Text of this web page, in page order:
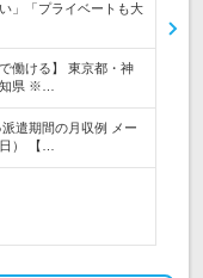
」「プライベートも大
働ける】 東京都・神
県 ※…
遣期間の月収例 メー
） 【…